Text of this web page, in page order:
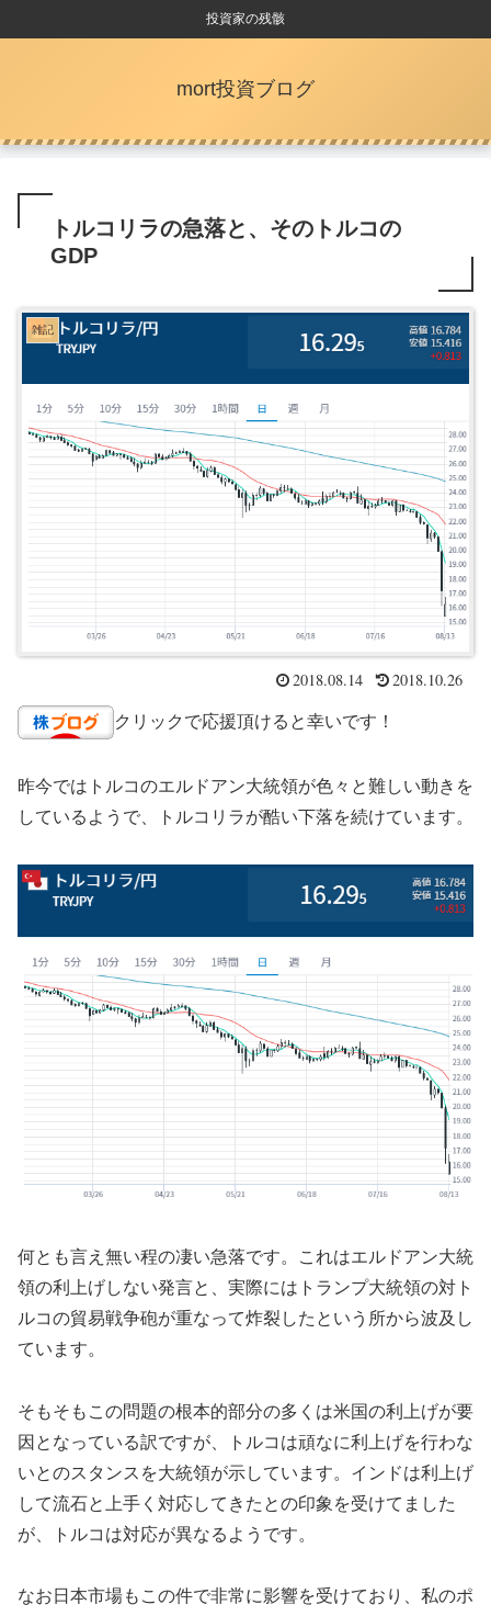
投資家の残骸
mort投資ブログ
トルコリラの急落と、そのトルコの
GDP
雑記
2018.08.14 2018.10.26
クリックで応援頂けると幸いです！
昨今ではトルコのエルドアン大統領が色々と難しい動きを
しているようで、トルコリラが酷い下落を続けています。
何とも言え無い程の凄い急落です。これはエルドアン大統
領の利上げしない発言と、実際にはトランプ大統領の対ト
ルコの貿易戦争砲が重なって炸裂したという所から波及し
ています。
そもそもこの問題の根本的部分の多くは米国の利上げが要
因となっている訳ですが、トルコは頑なに利上げを行わな
いとのスタンスを大統領が示しています。インドは利上げ
して流石と上手く対応してきたとの印象を受けてました
が、トルコは対応が異なるようです。
なお日本市場もこの件で非常に影響を受けており、私のポ